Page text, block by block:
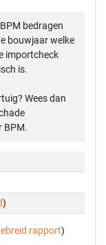
bedragen
bouwjaar welke
importcheck
is.
Wees dan
BPM.
)
rapport)